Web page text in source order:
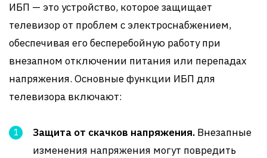
ИБП — это устройство, которое защищает
телевизор от проблем с электроснабжением,
обеспечивая его бесперебойную работу при
внезапном отключении питания или перепадах
напряжения. Основные функции ИБП для
телевизора включают:
Защита от скачков напряжения. Внезапные
изменения напряжения могут повредить